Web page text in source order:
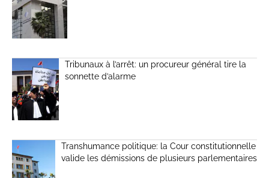
Tribunaux à l’arrêt: un procureur général tire la
sonnette d’alarme
Transhumance politique: la Cour constitutionnelle
valide les démissions de plusieurs parlementaires